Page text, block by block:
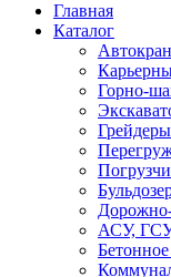
Главная
Каталог
Горно-
Грейдеры
Дорожно-
АСУ,